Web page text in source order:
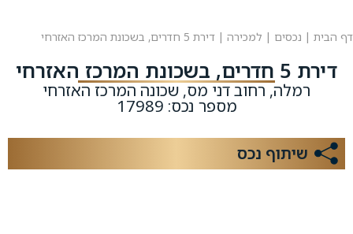
דף הבית | נכסים | למכירה | דירת 5 חדרים, בשכונת המרכז האזרחי
דירת 5 חדרים, בשכונת המרכז האזרחי
רמלה, רחוב דני מס, שכונה המרכז האזרחי
מספר נכס: 17989
שיתוף נכס